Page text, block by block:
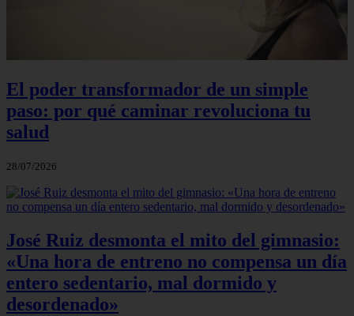
El poder transformador de un simple
paso: por qué caminar revoluciona tu
salud
28/07/2026
José Ruiz desmonta el mito del gimnasio:
«Una hora de entreno no compensa un día
entero sedentario, mal dormido y
desordenado»